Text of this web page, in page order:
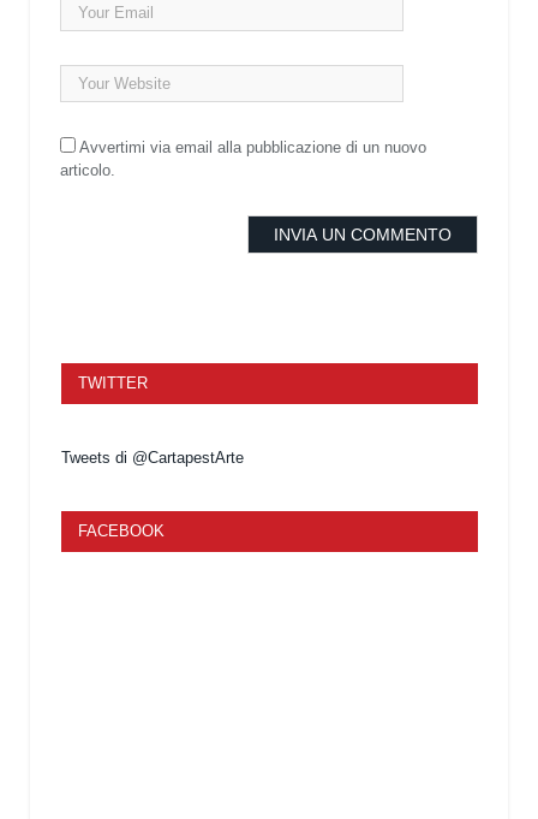
Avvertimi via email alla pubblicazione di un nuovo
articolo.
TWITTER
Tweets di @CartapestArte
FACEBOOK